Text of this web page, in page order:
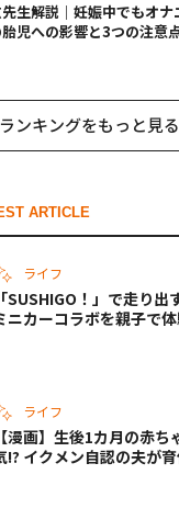
生解説｜妊娠中でもオ
児への影響と3つの注意
ランキングをもっと見る
ARTICLE
ライフ
「SUSHIGO！」で走り
ニカーコラボを親子で
ライフ
【漫画】生後1カ月の赤
!? イクメン自認の夫が